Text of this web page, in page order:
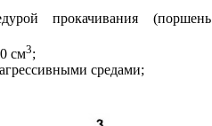
прокачивания (поршень
см3;
средами;